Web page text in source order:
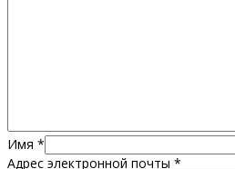
Имя *
Адрес электронной почты *